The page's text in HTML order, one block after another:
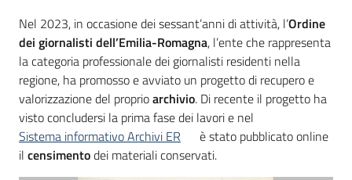
su
Introduzione
Nel 2023, in occasione dei sessant’anni di attività, l’Ordine
dei giornalisti dell’Emilia-Romagna, l’ente che rappresenta
la categoria professionale dei giornalisti residenti nella
regione, ha promosso e avviato un progetto di recupero e
valorizzazione del proprioarchivio. Di recente il progetto ha
visto concludersi la prima fase dei lavori e nel
Sistema informativo Archivi ER
è stato pubblicato online
il censimentodei materiali conservati.